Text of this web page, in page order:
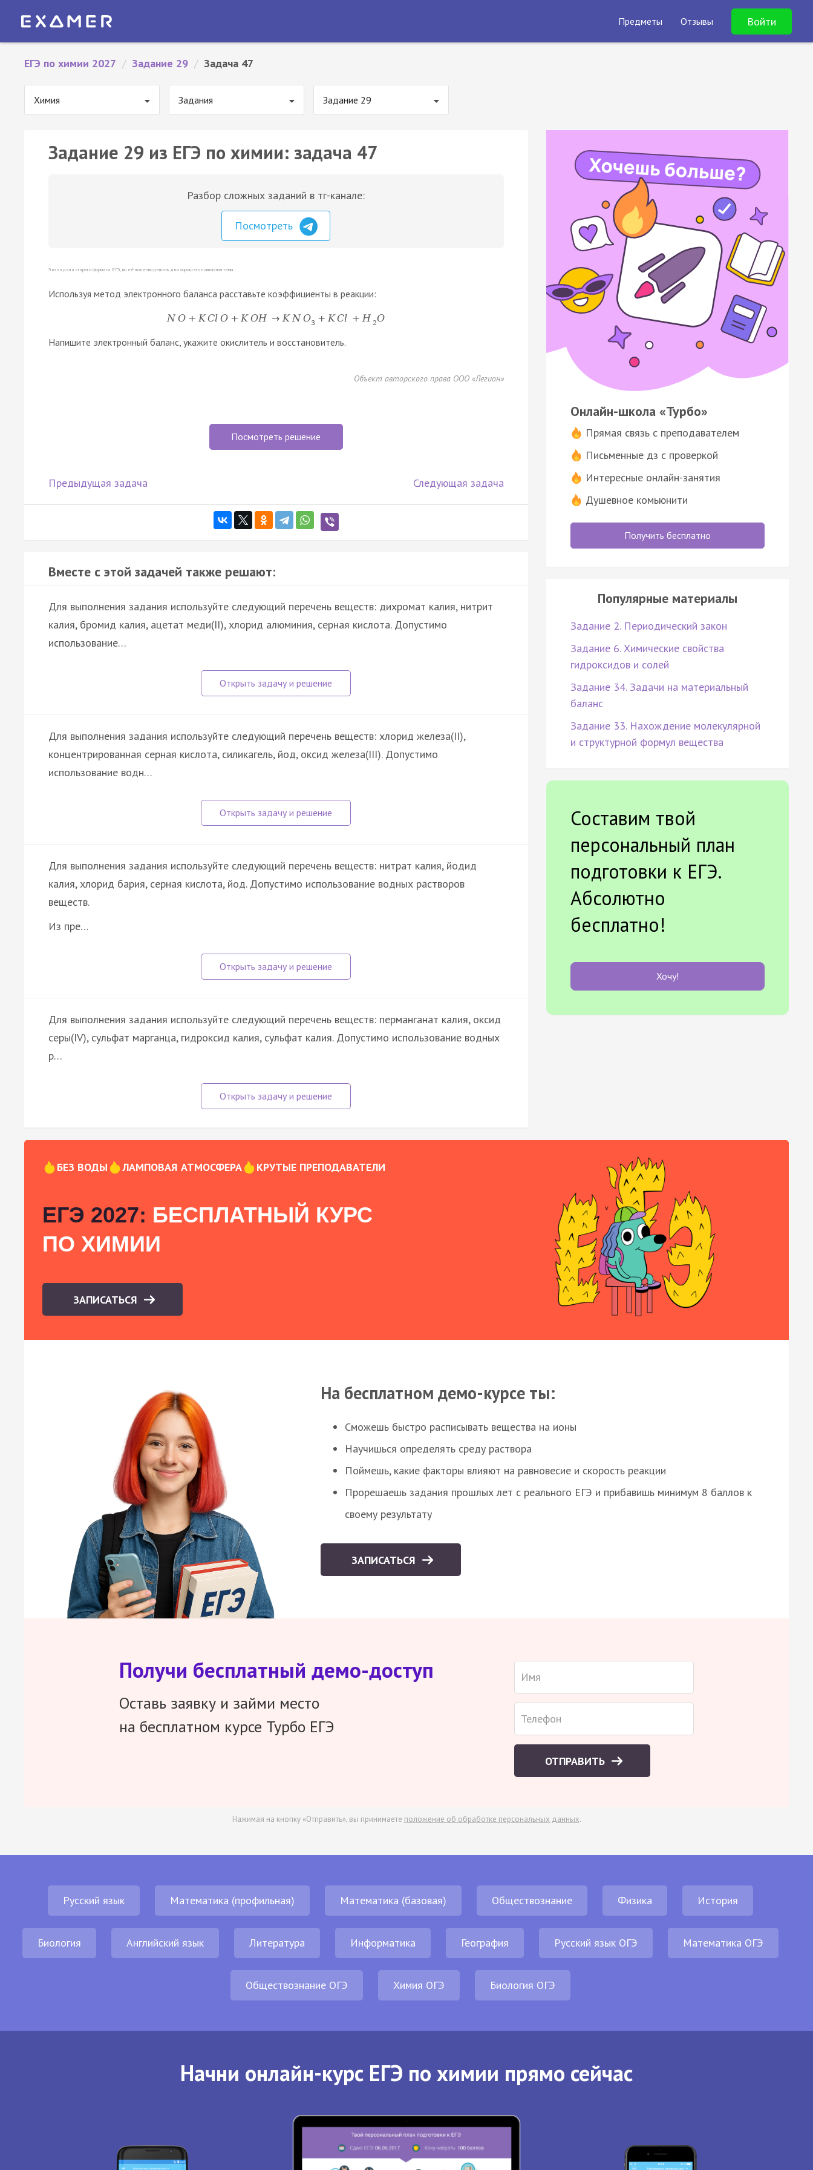
Предметы Отзывы Войти
ЕГЭ по химии 2027 / Задание 29 / Задача 47
Химия Задания Задание 29
Задание 29 из ЕГЭ по химии: задача 47
Разбор сложных заданий в тг-канале:
Посмотреть
Это задача старого формата ЕГЭ, но её полезно решить для хорошего понимания темы.
Используя метод электронного баланса расставьте коэффициенты в реакции:
NO + KCl O + K OH → K N O3 + KCl + H 2O
Напишите электронный баланс, укажите окислитель и восстановитель.
Объект авторского права ООО «Легион»
Посмотреть решение
Предыдущая задача Следующая задача
Вместе с этой задачей также решают:
Для выполнения задания используйте следующий перечень веществ: дихромат калия, нитрит
калия, бромид калия, ацетат меди(II), хлорид алюминия, серная кислота. Допустимо
использование…
Для выполнения задания используйте следующий перечень веществ: хлорид железа(II),
концентрированная серная кислота, силикагель, йод, оксид железа(III). Допустимо
использование водн…
Для выполнения задания используйте следующий перечень веществ: нитрат калия, йодид
калия, хлорид бария, серная кислота, йод. Допустимо использование водных растворов
веществ.
Из пре…
Для выполнения задания используйте следующий перечень веществ: перманганат калия, оксид
серы(IV), сульфат марганца, гидроксид калия, сульфат калия. Допустимо использование водных
р…
Онлайн-школа «Турбо»
Прямая связь с преподавателем
Письменные дз с проверкой
Интересные онлайн-занятия
Душевное комьюнити
Получить бесплатно
Популярные материалы
Задание 2. Периодический закон
Задание 6. Химические свойства
гидроксидов и солей
Задание 34. Задачи на материальный
баланс
Задание 33. Нахождение молекулярной
и структурной формул вещества
Составим твой
персональный план
подготовки к ЕГЭ.
Абсолютно
бесплатно!
Хочу!
БЕЗ ВОДЫ ЛАМПОВАЯ АТМОСФЕРА КРУТЫЕ ПРЕПОДАВАТЕЛИ
ЕГЭ 2027: БЕСПЛАТНЫЙ КУРС
ПО ХИМИИ
ЗАПИСАТЬСЯ
На бесплатном демо-курсе ты:
Сможешь быстро расписывать вещества на ионы
Научишься определять среду раствора
Поймешь, какие факторы влияют на равновесие и скорость реакции
Прорешаешь задания прошлых лет с реального ЕГЭ и прибавишь минимум 8 баллов к
своему результату
ЗАПИСАТЬСЯ
Получи бесплатный демо-доступ
Оставь заявку и займи место
на бесплатном курсе Турбо ЕГЭ
ОТПРАВИТЬ
Нажимая на кнопку «Отправить», вы принимаете положение об обработке персональных данных.
Русский язык Математика (профильная) Математика (базовая) Обществознание Физика История
Биология Английский язык Литература Информатика География Русский язык ОГЭ Математика ОГЭ
Обществознание ОГЭ Химия ОГЭ Биология ОГЭ
Начни онлайн-курс ЕГЭ по химии прямо сейчас